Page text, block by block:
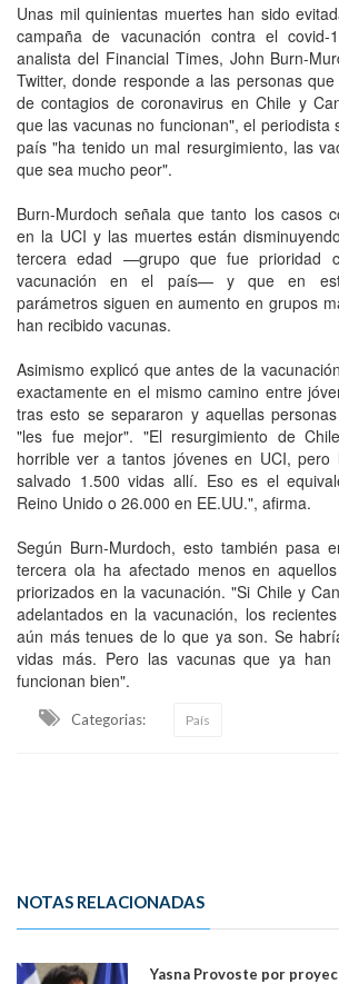
Unas mil quinientas muertes han sido
campaña de vacunación contra el
analista del Financial Times, John Burn-
Twitter, donde responde a las personas
de contagios de coronavirus en Chile y
que las vacunas no funcionan", el periodista
país "ha tenido un mal resurgimiento, las
que sea mucho peor".
Burn-Murdoch señala que tanto los casos
en la UCI y las muertes están
tercera edad —grupo que fue prioridad
vacunación en el país— y que en
parámetros siguen en aumento en grupos
han recibido vacunas.
Asimismo explicó que antes de la
exactamente en el mismo camino entre
tras esto se separaron y aquellas
"les fue mejor". "El resurgimiento de
horrible ver a tantos jóvenes en UCI, pero
salvado 1.500 vidas allí. Eso es el
Reino Unido o 26.000 en EE.UU.", afirma.
Según Burn-Murdoch, esto también pasa
tercera ola ha afectado menos en
priorizados en la vacunación. "Si Chile y
adelantados en la vacunación, los
aún más tenues de lo que ya son. Se
vidas más. Pero las vacunas que ya han
funcionan bien".
Categorias: País
NOTAS RELACIONADAS
Yasna Provoste por